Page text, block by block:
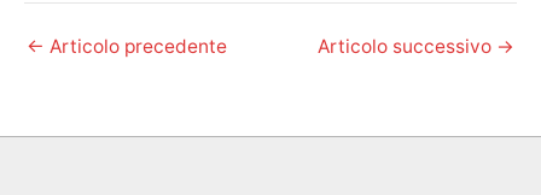
← Articolo precedente Articolo successivo →